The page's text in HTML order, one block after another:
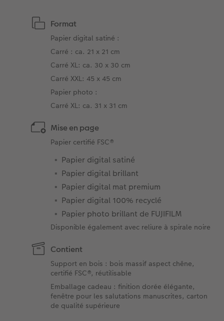
Format
Papier digital satiné :
Carré : ca. 21 x 21 cm
Carré XL: ca. 30 x 30 cm
Carré XXL: 45 x 45 cm
Papier photo :
Carré XL: ca. 31 x 31 cm
Mise en page
Papier certifié FSC®
Papier digital satiné
Papier digital brillant
Papier digital mat premium
Papier digital 100% recyclé
Papier photo brillant de FUJIFILM
Disponible également avec reliure à spirale noire
Contient
Support en bois : bois massif aspect chêne,
certifié FSC®, réutilisable
Emballage cadeau : finition dorée élégante,
fenêtre pour les salutations manuscrites, carton
de qualité supérieure